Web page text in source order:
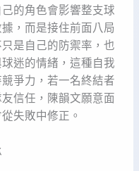
的角色會影響整支球
，而是接住前面八局
是自己的防禦率，也
迷的情緒，這種自我
爭力，若一名終結者
信任，陳韻文願意面
失敗中修正。